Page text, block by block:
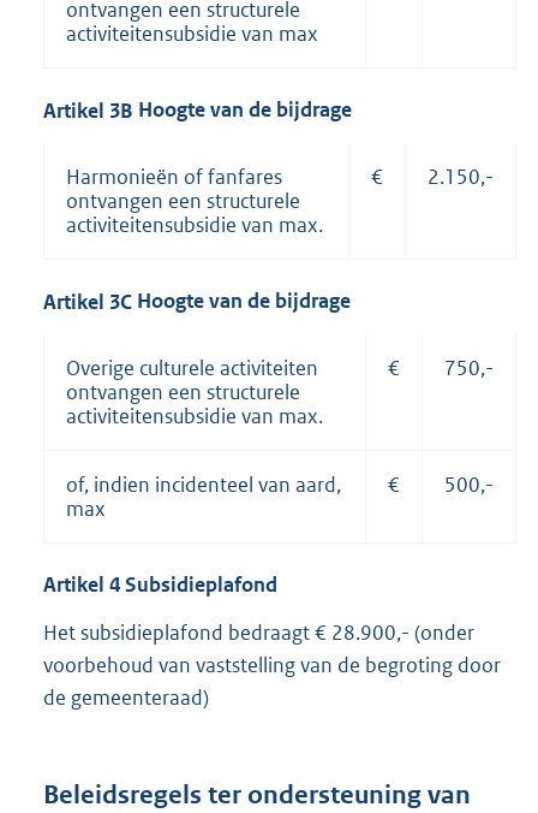
ontvangen een structurele
activiteitensubsidie van max
Artikel 3B Hoogte van de bijdrage
Harmonieën of fanfares
ontvangen een structurele
activiteitensubsidie van max.
€ 2.150,-
Artikel 3C Hoogte van de bijdrage
Overige culturele activiteiten
ontvangen een structurele
activiteitensubsidie van max.
€ 750,-
of, indien incidenteel van aard,
max
€ 500,-
Artikel 4Subsidieplafond
Het subsidieplafond bedraagt € 28.900,- (onder
voorbehoud van vaststelling van de begroting door
de gemeenteraad)
Beleidsregels ter ondersteuning van